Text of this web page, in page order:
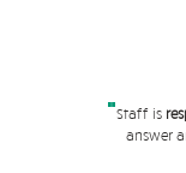
"Staff is
answer